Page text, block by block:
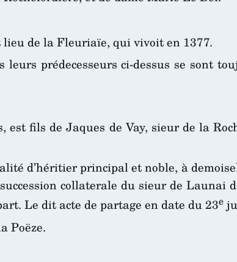
de la Fleuriaïe, qui vivoit en 1377.
prédecesseurs ci-dessus se sont
fils de Jaques de Vay, sieur de la
d’héritier principal et noble, à
collaterale du sieur de Launai
Le dit acte de partage en date du 23e
Poëze.